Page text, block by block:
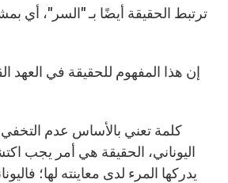
إن هذا المفهوم للحقيقة في
اليوناني، الحقيقة هي أمر يجب
يدركها المرء لدى معاينته لها؛